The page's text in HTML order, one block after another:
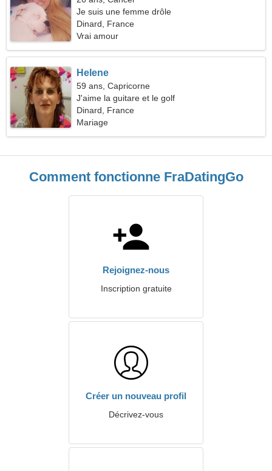
Je suis une femme drôle
Dinard, France
Vrai amour
Helene
59 ans, Capricorne
J'aime la guitare et le golf
Dinard, France
Mariage
Comment fonctionne FraDatingGo
Rejoignez-nous
Inscription gratuite
Créer un nouveau profil
Décrivez-vous